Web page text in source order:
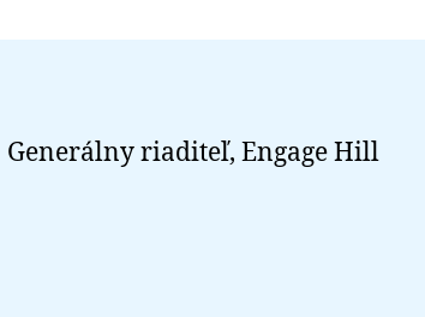
Generálny riaditeľ, Engage Hill